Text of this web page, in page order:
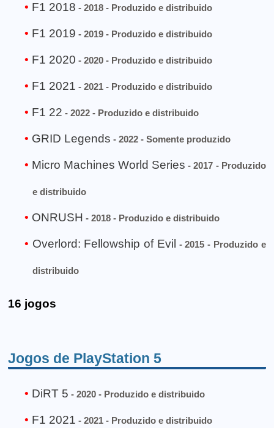
F1 2018 - 2018 - Produzido e distribuido
F1 2019 - 2019 - Produzido e distribuido
F1 2020 - 2020 - Produzido e distribuido
F1 2021 - 2021 - Produzido e distribuido
F1 22 - 2022 - Produzido e distribuido
GRID Legends - 2022 - Somente produzido
Micro Machines World Series - 2017 - Produzido
e distribuido
ONRUSH - 2018 - Produzido e distribuido
Overlord: Fellowship of Evil - 2015 - Produzido e
distribuido
16 jogos
Jogos de PlayStation 5
DiRT 5 - 2020 - Produzido e distribuido
F1 2021 - 2021 - Produzido e distribuido